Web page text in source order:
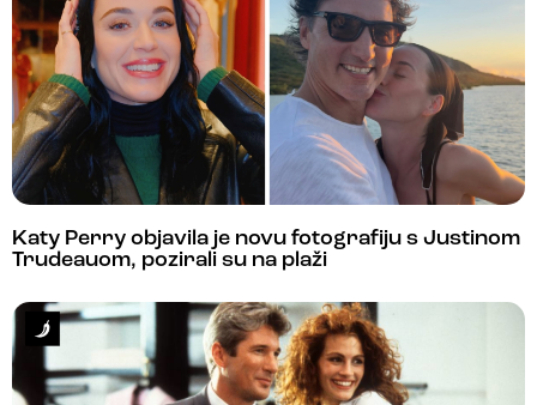
Katy Perry objavila je novu fotografiju s Justinom
Trudeauom, pozirali su na plaži